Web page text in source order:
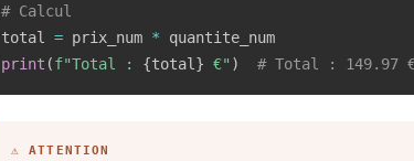
# Calcul
total = prix_num *
print (f"Total : {total } €" ) # Total : 149.97